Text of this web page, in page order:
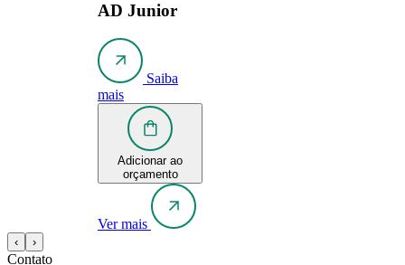
AD Junior
Saiba
mais
Adicionar ao
orçamento
Ver mais
‹ ›
Contato